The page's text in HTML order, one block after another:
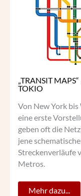
„TRANSIT
TOKIO
Von New York bis
eine erste
geben oft die
jene
Streckenverläufe
Metros.
BIS
TOKIO
Mehr dazu...